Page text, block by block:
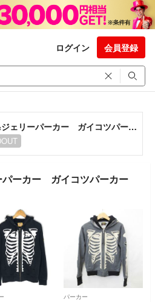
ログイン 会員登録
vanson トム&ジェリーパーカー ガイコツパーカー Mサイズ
パーカー ガイコツパーカー
パーカー